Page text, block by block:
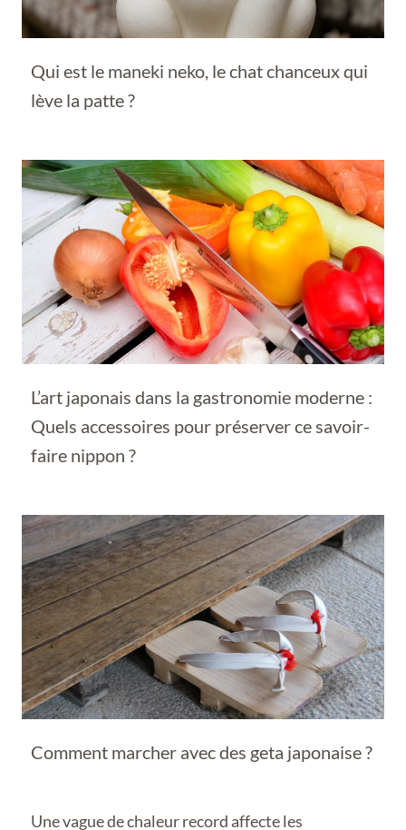
Qui est le maneki neko, le chat chanceux qui
lève la patte ?
L’art japonais dans la gastronomie moderne :
Quels accessoires pour préserver ce savoir-
faire nippon ?
Comment marcher avec des geta japonaise ?
Une vague de chaleur record affecte les